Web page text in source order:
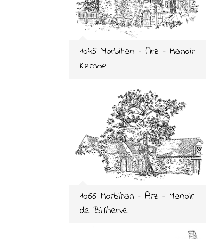
1045 Morbihan – Arz – Manoir
Kernoel
1066 Morbihan – Arz – Manoir
de Billiherve